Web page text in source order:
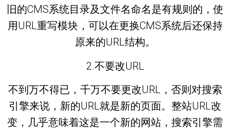
旧的CMS系统目录及文件名命名是有规则的，使
用URL重写模块，可以在更换CMS系统后还保持
原来的URL结构。
2.不要改URL
不到万不得已，千万不要更改URL，否则对搜索
引擎来说，新的URL就是新的页面。整站URL改
变，几乎意味着这是一个新的网站，搜索引擎需